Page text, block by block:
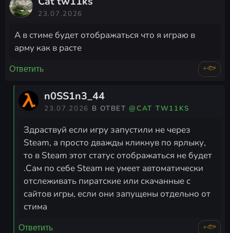
23.07.2026
А в стиме будет отображаться что я играю в
арму как в расте
Ответить +🐟
n0SS1n3_44
23.07.2026 В ОТВЕТ@CAT TW11KS
Здраствуй если игру запустили не через
Steam, а просто дважды кликнув по ярлыку,
то в Steam этот статус отображаться не будет
.Сам по себе Steam не умеет автоматически
отслеживать пиратские или скачанные с
сайтов игры, если они запущены отдельно от
стима
Ответить +🐟